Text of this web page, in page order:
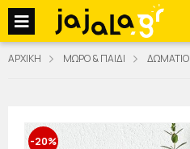
jajala Menu
ΑΡΧΙΚΗ ΜΩΡΟ & ΠΑΙΔΙ ΔΩΜΑΤΙΟ
-20%